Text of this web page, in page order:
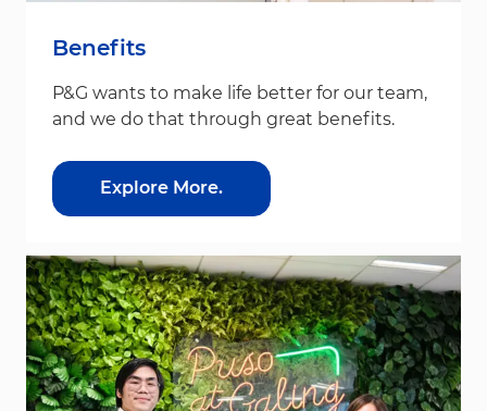
Benefits
P&G wants to make life better for our team,
and we do that through great benefits.
Explore More.